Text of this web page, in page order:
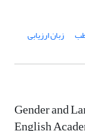
زبان ارزیابی
Gender and